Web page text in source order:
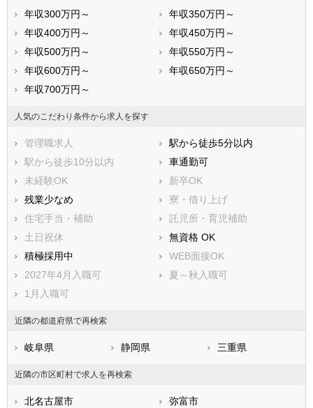
岩倉市
豊明市
日進市
田原市
愛西市
清須市
北名古屋市
弥富市
みよし市
長久手市
西春日井郡豊山町
丹羽郡大口町
丹羽郡扶桑町
海部郡大治町
海部郡飛島村
知多郡阿久比町
知多郡東浦町
知多郡南知多町
知多郡美浜町
知多郡武豊町
額田郡幸田町
北設楽郡設楽町
北設楽郡東栄町
北設楽郡豊根村
年収300万円～
年収350万円～
年収400万円～
年収450万円～
年収500万円～
年収550万円～
年収600万円～
年収650万円～
年収700万円～
人気のこだわり条件から求人を探す
管理職求人
駅から徒歩5分以内
駅から徒歩10分以内
車通勤可
未経験OK
新卒OK
残業少なめ
寮・借り上げ
住宅手当・補助
託児所・育児補助
土日祝休
無資格 OK
積極採用中
WEB面接OK
2027年4月入職可
夏～秋入職可
1月入職可
近隣の都道府県で再検索
岐阜県 静岡県 三重県
近隣の市区町村で求人を再検索
北名古屋市
弥富市